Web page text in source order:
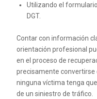
Utilizando el
DGT.
Contar con información
orientación profesional
en el proceso de
precisamente convertirse
ninguna víctima tenga
de un siniestro de tráfico.